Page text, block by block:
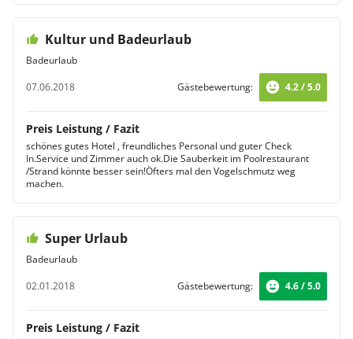
Kultur und Badeurlaub
Badeurlaub
07.06.2018
Gästebewertung: 4.2 / 5.0
Preis Leistung / Fazit
schönes gutes Hotel , freundliches Personal und guter Check
In.Service und Zimmer auch ok.Die Sauberkeit im Poolrestaurant
/Strand könnte besser sein!Öfters mal den Vogelschmutz weg
machen.
Super Urlaub
Badeurlaub
02.01.2018
Gästebewertung: 4.6 / 5.0
Preis Leistung / Fazit